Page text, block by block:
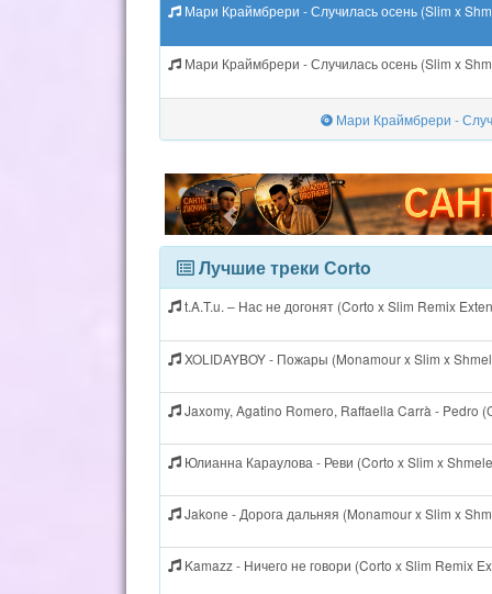
Мари Краймбрери - Случилась осень (Slim x
Мари Краймбрери - Случилась осень (Slim x
Мари Краймбрери -
Лучшие треки Сorto
t.A.T.u. – Нас не догонят (Corto x Slim Remix
XOLIDAYBOY - Пожары (Monamour x Slim x
Jaxomy, Agatino Romero, Raffaella Carrà - Pedro
Юлианна Караулова - Реви (Corto x Slim x
Jakone - Дорога дальняя (Monamour x Slim x
Kamazz - Ничего не говори (Corto x Slim Remix